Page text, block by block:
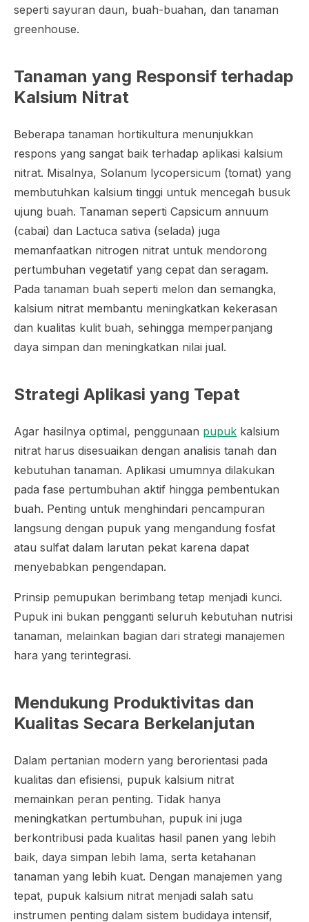
seperti sayuran daun, buah-buahan, dan tanaman
greenhouse.
Tanaman yang Responsif terhadap
Kalsium Nitrat
Beberapa tanaman hortikultura menunjukkan
respons yang sangat baik terhadap aplikasi kalsium
nitrat. Misalnya, Solanum lycopersicum (tomat) yang
membutuhkan kalsium tinggi untuk mencegah busuk
ujung buah. Tanaman seperti Capsicum annuum
(cabai) dan Lactuca sativa (selada) juga
memanfaatkan nitrogen nitrat untuk mendorong
pertumbuhan vegetatif yang cepat dan seragam.
Pada tanaman buah seperti melon dan semangka,
kalsium nitrat membantu meningkatkan kekerasan
dan kualitas kulit buah, sehingga memperpanjang
daya simpan dan meningkatkan nilai jual.
Strategi Aplikasi yang Tepat
Agar hasilnya optimal, penggunaan pupuk kalsium
nitrat harus disesuaikan dengan analisis tanah dan
kebutuhan tanaman. Aplikasi umumnya dilakukan
pada fase pertumbuhan aktif hingga pembentukan
buah. Penting untuk menghindari pencampuran
langsung dengan pupuk yang mengandung fosfat
atau sulfat dalam larutan pekat karena dapat
menyebabkan pengendapan.
Prinsip pemupukan berimbang tetap menjadi kunci.
Pupuk ini bukan pengganti seluruh kebutuhan nutrisi
tanaman, melainkan bagian dari strategi manajemen
hara yang terintegrasi.
Mendukung Produktivitas dan
Kualitas Secara Berkelanjutan
Dalam pertanian modern yang berorientasi pada
kualitas dan efisiensi, pupuk kalsium nitrat
memainkan peran penting. Tidak hanya
meningkatkan pertumbuhan, pupuk ini juga
berkontribusi pada kualitas hasil panen yang lebih
baik, daya simpan lebih lama, serta ketahanan
tanaman yang lebih kuat. Dengan manajemen yang
tepat, pupuk kalsium nitrat menjadi salah satu
instrumen penting dalam sistem budidaya intensif,